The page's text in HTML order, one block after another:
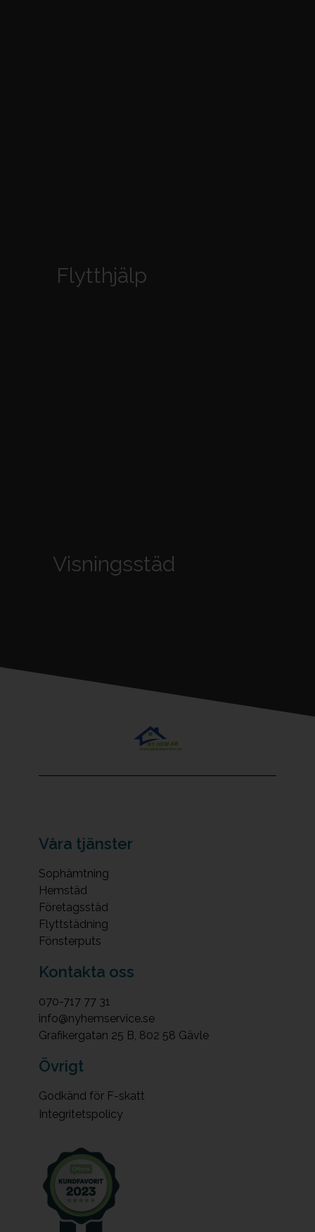
Flytthjälp
Visningsstäd
Våra tjänster
Sophämtning
Hemstäd
Företagsstäd
Flyttstädning
Fönsterputs
Kontakta oss
070-717 77 31
info@nyhemservice.se
Grafikergatan 25 B, 802 58 Gävle
Övrigt
Godkänd för F-skatt
Integritetspolicy